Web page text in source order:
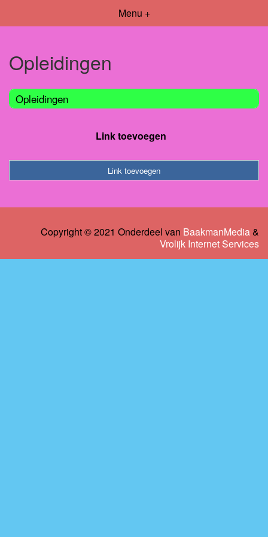
Menu +
Opleidingen
Opleidingen
Link toevoegen
Link toevoegen
Copyright © 2021 Onderdeel van BaakmanMedia&
Vrolijk Internet Services